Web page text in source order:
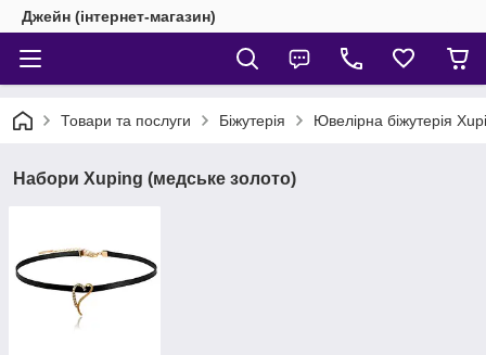
Джейн (інтернет-магазин)
Товари та послуги Біжутерія Ювелірна біжутерія
Набори Xuping (медське золото)